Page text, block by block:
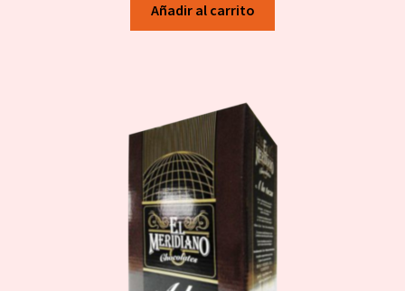
Añadir al carrito